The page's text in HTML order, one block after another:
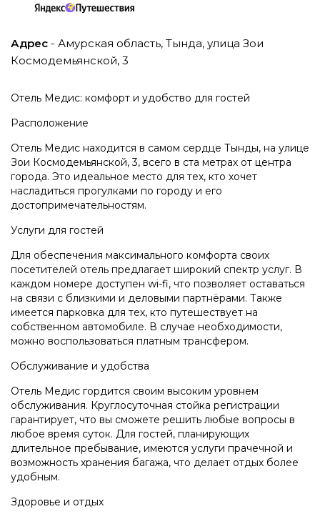
Адрес - Амурская область, Тында, улица Зои
Космодемьянской, 3
Отель Медис: комфорт и удобство для гостей
Расположение
Отель Медис находится в самом сердце Тынды, на улице
Зои Космодемьянской, 3, всего в ста метрах от центра
города. Это идеальное место для тех, кто хочет
насладиться прогулками по городу и его
достопримечательностям.
Услуги для гостей
Для обеспечения максимального комфорта своих
посетителей отель предлагает широкий спектр услуг. В
каждом номерe доступен wi-fi, что позволяет оставаться
на связи с близкими и деловыми партнёрами. Также
имеется парковка для тех, кто путешествует на
собственном автомобиле. В случае необходимости,
можно воспользоваться платным трансфером.
Обслуживание и удобства
Отель Медис гордится своим высоким уровнем
обслуживания. Круглосуточная стойка регистрации
гарантирует, что вы сможете решить любые вопросы в
любое время суток. Для гостей, планирующих
длительное пребывание, имеются услуги прачечной и
возможность хранения багажа, что делает отдых более
удобным.
Здоровье и отдых